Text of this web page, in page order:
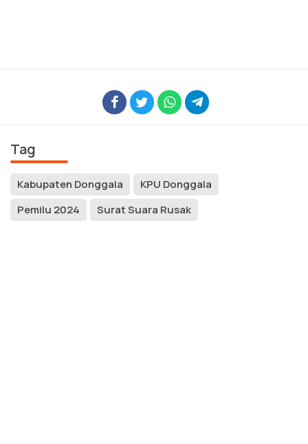
Tag
Kabupaten Donggala
KPU Donggala
Pemilu 2024
Surat Suara Rusak